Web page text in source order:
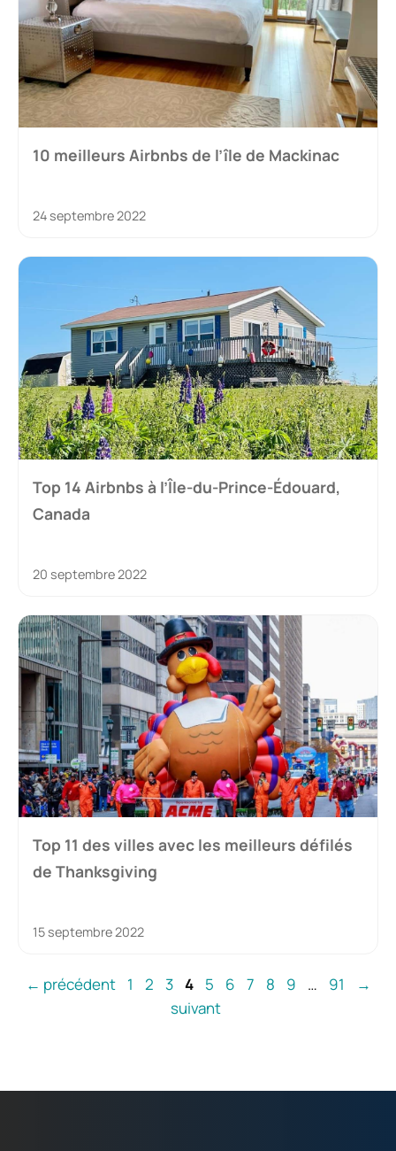
10 meilleurs Airbnbs de l’île de Mackinac
24 septembre 2022
Top 14 Airbnbs à l’Île-du-Prince-Édouard,
Canada
20 septembre 2022
Top 11 des villes avec les meilleurs défilés
de Thanksgiving
15 septembre 2022
← précédent Page
1 Page
2 Page
3 Page
4 Page
5 Page
6 Page
7 Page
8 Page
9 … Page
91
→
suivant